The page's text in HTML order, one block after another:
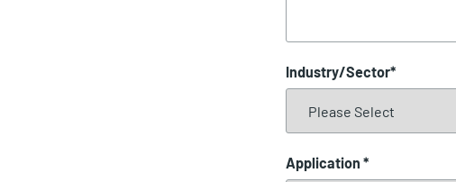
Industry/Sector*
Application *